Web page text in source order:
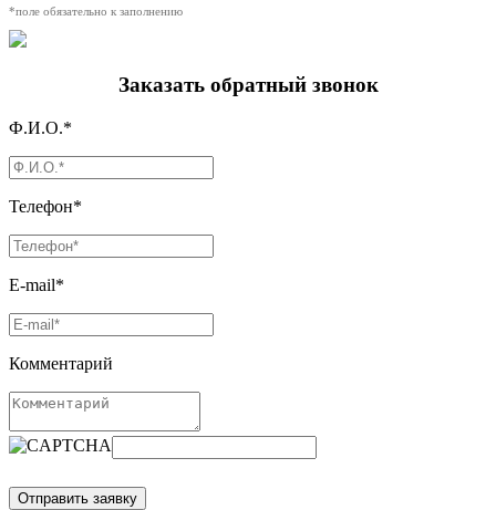
*поле обязательно к заполнению
Заказать обратный звонок
Ф.И.О.*
Телефон*
E-mail*
Комментарий